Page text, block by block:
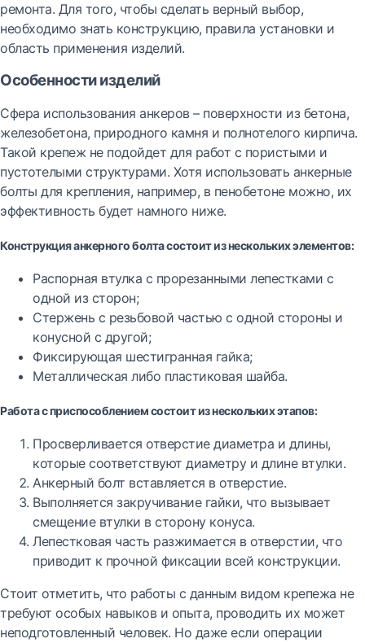
ремонта. Для того, чтобы сделать верный выбор,
необходимо знать конструкцию, правила установки и
область применения изделий.
Особенности изделий
Сфера использования анкеров – поверхности из бетона,
железобетона, природного камня и полнотелого кирпича.
Такой крепеж не подойдет для работ с пористыми и
пустотелыми структурами. Хотя использовать анкерные
болты для крепления, например, в пенобетоне можно, их
эффективность будет намного ниже.
Конструкция анкерного болта состоит из нескольких элементов:
Распорная втулка с прорезанными лепестками с
одной из сторон;
Стержень с резьбовой частью с одной стороны и
конусной с другой;
Фиксирующая шестигранная гайка;
Металлическая либо пластиковая шайба.
Работа с приспособлением состоит из нескольких этапов:
Просверливается отверстие диаметра и длины,
которые соответствуют диаметру и длине втулки.
Анкерный болт вставляется в отверстие.
Выполняется закручивание гайки, что вызывает
смещение втулки в сторону конуса.
Лепестковая часть разжимается в отверстии, что
приводит к прочной фиксации всей конструкции.
Стоит отметить, что работы с данным видом крепежа не
требуют особых навыков и опыта, проводить их может
неподготовленный человек. Но даже если операции